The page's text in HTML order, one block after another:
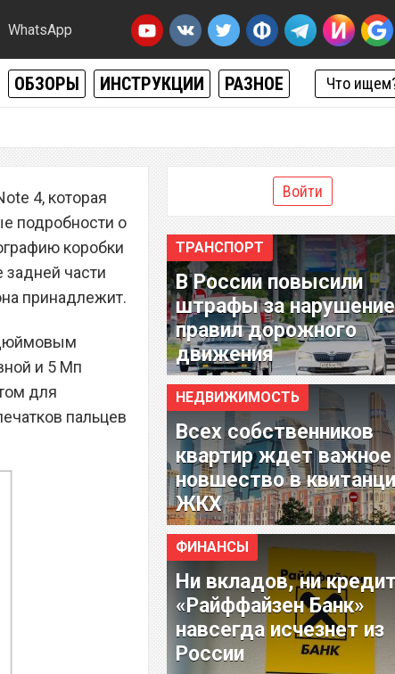
WhatsApp
ОБЗОРЫ ИНСТРУКЦИИ РАЗНОЕ
4, которая
подробности о
коробки
задней части
принадлежит.
и 5 Мп
для
пальцев
Войти
ТРАНСПОРТ
В России повысили
штрафы за нарушение
правил дорожного
движения
НЕДВИЖИМОСТЬ
Всех собственников
квартир ждет важное
новшество в
ЖКХ
ФИНАНСЫ
Ни вкладов, ни
«Райффайзен Банк»
навсегда исчезнет из
России